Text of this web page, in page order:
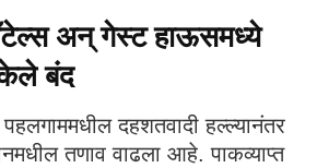
अन् गेस्ट हाऊसमध्ये
बंद
दहशतवादी हल्ल्यानंतर
तणाव वाढला आहे. पाकव्याप्त